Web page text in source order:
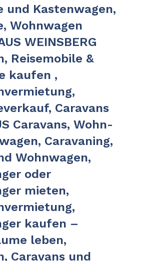
und Kastenwagen,
Wohnwagen
WEINSBERG
Reisemobile &
kaufen ,
Caravans
Caravans, Wohn-
Caravaning,
Wohnwagen,
oder
mieten,
kaufen –
leben,
Caravans und